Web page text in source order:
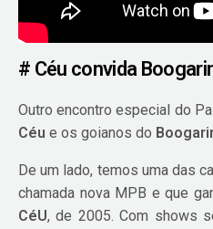
# Céu convida
Outro encontro especial do
Céu e os goianos do
De um lado, temos uma das
chamada nova MPB e que
CéU, de 2005. Com shows